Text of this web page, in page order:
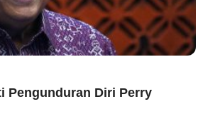
Pengunduran Diri Perry